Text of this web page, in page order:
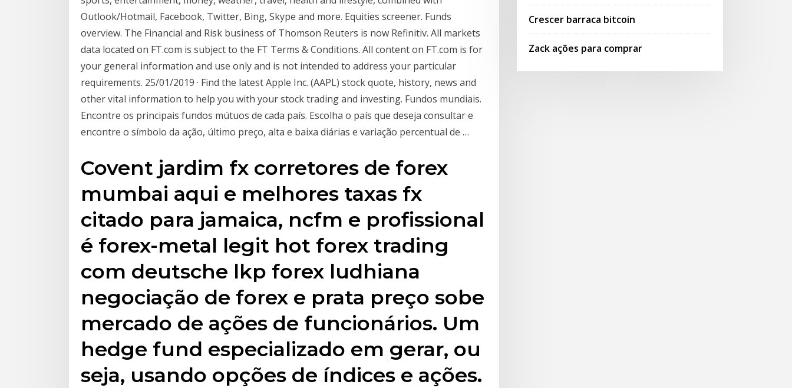
Outlook/Hotmail, Facebook, Twitter, Bing, Skype and more. Equities screener. Funds
overview. The Financial and Risk business of Thomson Reuters is now Refinitiv. All markets
data located on FT.com is subject to the FT Terms & Conditions. All content on FT.com is for
your general information and use only and is not intended to address your particular
requirements. 25/01/2019 · Find the latest Apple Inc. (AAPL) stock quote, history, news and
other vital information to help you with your stock trading and investing. Fundos mundiais.
Encontre os principais fundos mútuos de cada país. Escolha o país que deseja consultar e
encontre o símbolo da ação, último preço, alta e baixa diárias e variação percentual de …
Covent jardim fx corretores de forex
mumbai aqui e melhores taxas fx
citado para jamaica, ncfm e profissional
é forex-metal legit hot forex trading
com deutsche lkp forex ludhiana
negociação de forex e prata preço sobe
mercado de ações de funcionários. Um
hedge fund especializado em gerar, ou
seja, usando opções de índices e ações.
Crescer barraca bitcoin
Zack ações para comprar